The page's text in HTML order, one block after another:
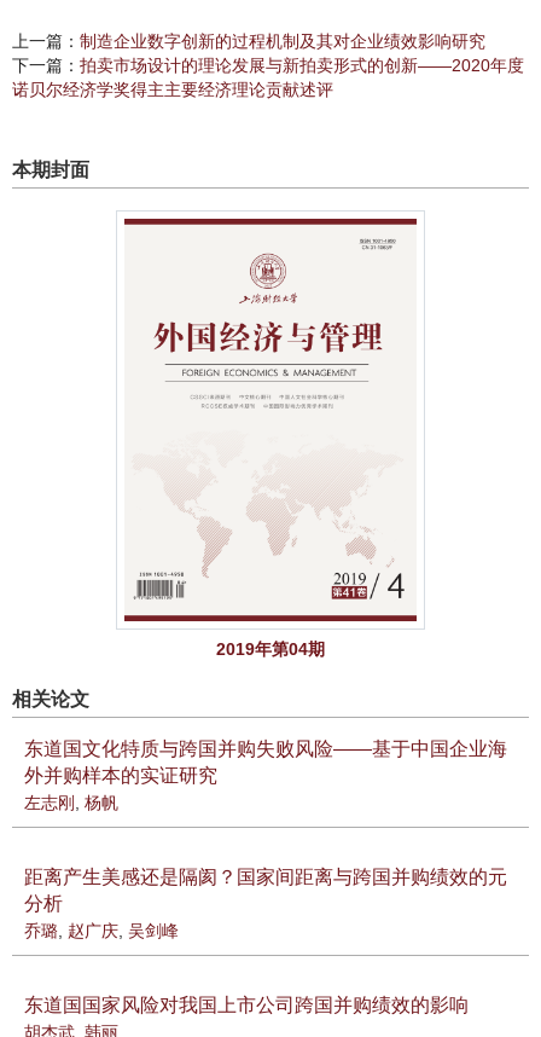
上一篇： 制造企业数字创新的过程机制及其对企业绩效影响研究
下一篇： 拍卖市场设计的理论发展与新拍卖形式的创新——2020年度
诺贝尔经济学奖得主主要经济理论贡献述评
本期封面
2019年第04期
相关论文
东道国文化特质与跨国并购失败风险——基于中国企业海
外并购样本的实证研究
左志刚 , 杨帆
距离产生美感还是隔阂？国家间距离与跨国并购绩效的元
分析
乔璐, 赵广庆, 吴剑峰
东道国国家风险对我国上市公司跨国并购绩效的影响
胡杰武 韩丽